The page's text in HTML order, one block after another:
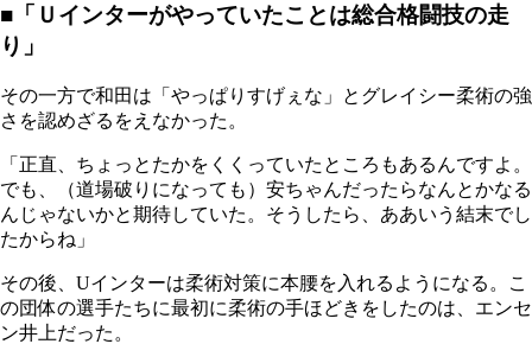
■「Ｕインターがやっていたことは総合格闘技の走
り」
その一方で和田は「やっぱりすげぇな」とグレイシー柔術の強
さを認めざるをえなかった。
「正直、ちょっとたかをくくっていたところもあるんですよ。
でも、（道場破りになっても）安ちゃんだったらなんとかなる
んじゃないかと期待していた。そうしたら、ああいう結末でし
たからね」
その後、Uインターは柔術対策に本腰を入れるようになる。こ
の団体の選手たちに最初に柔術の手ほどきをしたのは、エンセ
ン井上だった。